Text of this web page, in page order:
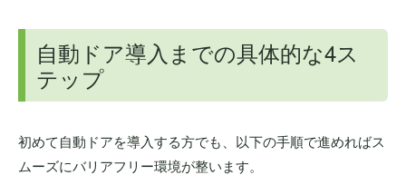
自動ドア導入までの具体的な4ス
テップ
初めて自動ドアを導入する方でも、以下の手順で進めればス
ムーズにバリアフリー環境が整います。